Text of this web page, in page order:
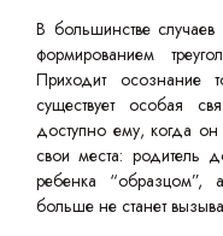
В большинстве случаев
формированием
Приходит осознание
существует особая
доступно ему, когда он
свои места: родитель
ребенка “образцом”,
больше не станет